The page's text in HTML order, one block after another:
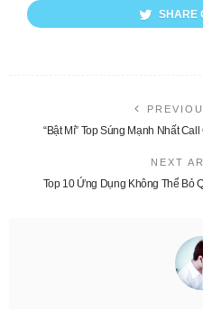
SHARE
“Bật Mí” Top Súng Mạnh Nhất
NEXT
Top 10 Ứng Dụng Không Thể Bỏ